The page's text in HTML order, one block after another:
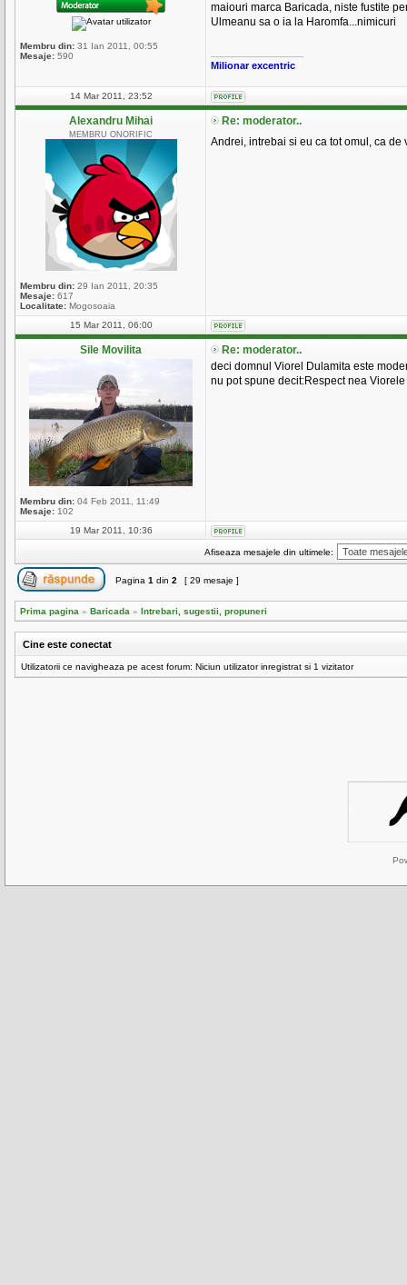
Membru din: 31 Ian 2011, 00:55
Mesaje: 590
maiouri marca Baricada, niste fustite
Ulmeanu sa o ia la Haromfa...nimicuri
Milionar excentric
14 Mar 2011, 23:52
Alexandru Mihai
MEMBRU ONORIFIC
Membru din: 29 Ian 2011, 20:35
Mesaje: 617
Localitate: Mogosoaia
Re: moderator..
Andrei, intrebai si eu ca tot omul, ca
15 Mar 2011, 06:00
Sile Movilita
Membru din: 04 Feb 2011, 11:49
Mesaje: 102
Re: moderator..
deci domnul Viorel Dulamita este
nu pot spune decit:Respect nea
19 Mar 2011, 10:36
Afiseaza mesajele din ultimele:
Pagina 1 din 2 [ 29 mesaje ]
Prima pagina » Baricada » Intrebari, sugestii, propuneri
Cine este conectat
Utilizatorii ce navigheaza pe acest forum: Niciun utilizator inregistrat si 1 vizitator